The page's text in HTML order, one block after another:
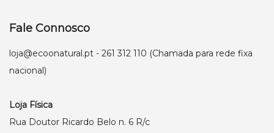
Fale Connosco
loja@ecoonatural.pt - 261 312 110 (Chamada para rede fixa
nacional)
Loja Física
Rua Doutor Ricardo Belo n. 6 R/c